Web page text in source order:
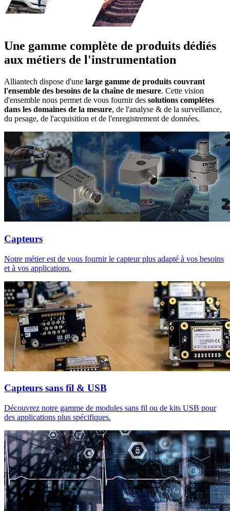
Une gamme complète de produits dédiés
aux métiers de l'instrumentation
Alliantech dispose d'une large gamme de produits couvrant
l'ensemble des besoins de la chaîne de mesure. Cette vision
d'ensemble nous permet de vous fournir des solutions complètes
dans les domaines de la mesure, de l'analyse & de la surveillance,
du pesage, de l'acquisition et de l'enregistrement de données.
Capteurs
Notre métier est de vous fournir le capteur plus adapté à vos besoins
et à vos applications.
Capteurs sans fil & USB
Découvrez notre gamme de modules sans fil ou de kits USB pour
des applications plus spécifiques.